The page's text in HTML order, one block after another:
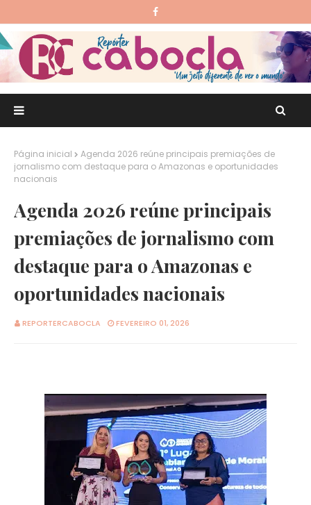
Página inicial
Agenda 2026 reúne principais premiações de
jornalismo com destaque para o Amazonas e oportunidades
nacionais
Agenda 2026 reúne principais
premiações de jornalismo com
destaque para o Amazonas e
oportunidades nacionais
REPORTERCABOCLA FEVEREIRO 01, 2026